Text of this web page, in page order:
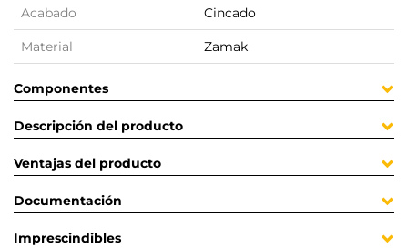
Acabado Cincado
Material Zamak
Componentes
Descripción del producto
Ventajas del producto
Documentación
Imprescindibles